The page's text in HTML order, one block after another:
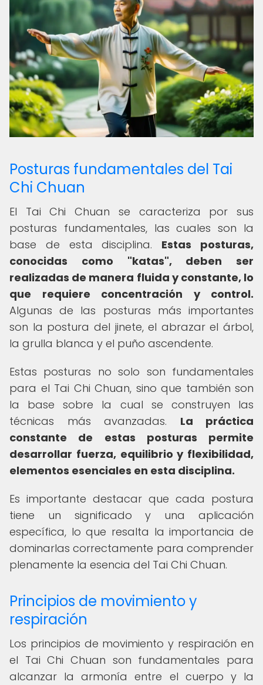
Posturas fundamentales del Tai
Chi Chuan
El Tai Chi Chuan se caracteriza por sus
posturas fundamentales, las cuales son la
base de esta disciplina. Estas posturas,
conocidas como "katas", deben ser
realizadas de manera fluida y constante, lo
que requiere concentración y control.
Algunas de las posturas más importantes
son la postura del jinete, el abrazar el árbol,
la grulla blanca y el puño ascendente.
Estas posturas no solo son fundamentales
para el Tai Chi Chuan, sino que también son
la base sobre la cual se construyen las
técnicas más avanzadas. La práctica
constante de estas posturas permite
desarrollar fuerza, equilibrio y flexibilidad,
elementos esenciales en esta disciplina.
Es importante destacar que cada postura
tiene un significado y una aplicación
específica, lo que resalta la importancia de
dominarlas correctamente para comprender
plenamente la esencia del Tai Chi Chuan.
Principios de movimiento y
respiración
Los principios de movimiento y respiración en
el Tai Chi Chuan son fundamentales para
alcanzar la armonía entre el cuerpo y la